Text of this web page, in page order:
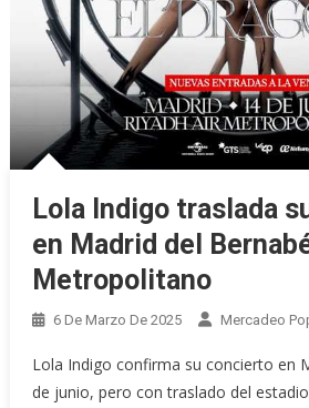
Lola Indigo traslada
en Madrid del
Metropolitano
6 De Marzo De 2025 Mercadeo
Lola Indigo confirma su concierto en
de junio, pero con traslado del